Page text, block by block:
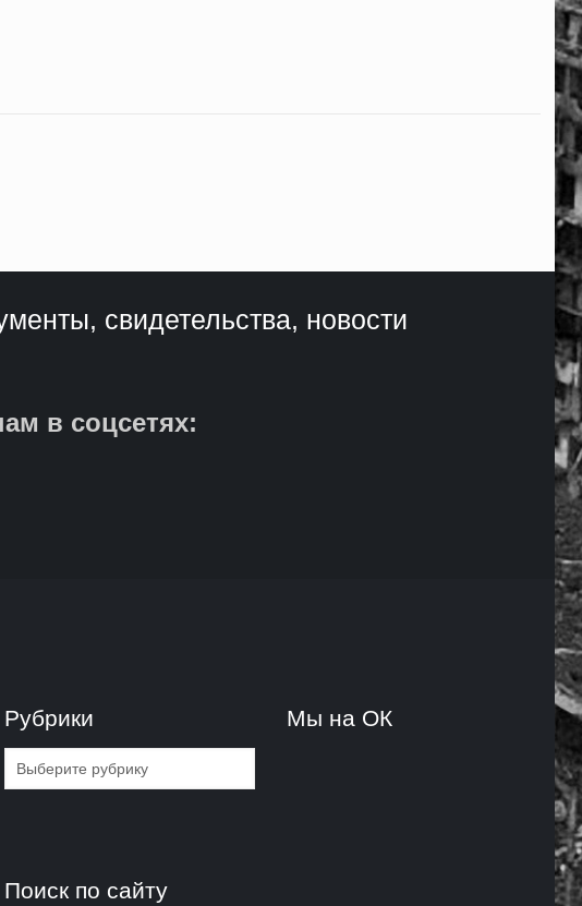
свидетельства, новости
в соцсетях:
Рубрики
Рубрики
Поиск по сайту
Мы на ОК